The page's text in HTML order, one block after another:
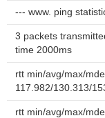
--- www. ping
3 packets
time 2000ms
rtt min/avg/max/
117.982/130.313/
rtt min/avg/max/